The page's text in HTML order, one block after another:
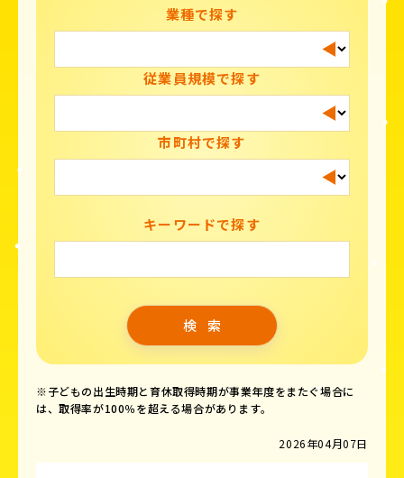
業種で探す
従業員規模で探す
市町村で探す
キーワードで探す
※子どもの出生時期と育休取得時期が事業年度をまたぐ場合に
は、取得率が100％を超える場合があります。
2026年04月07日